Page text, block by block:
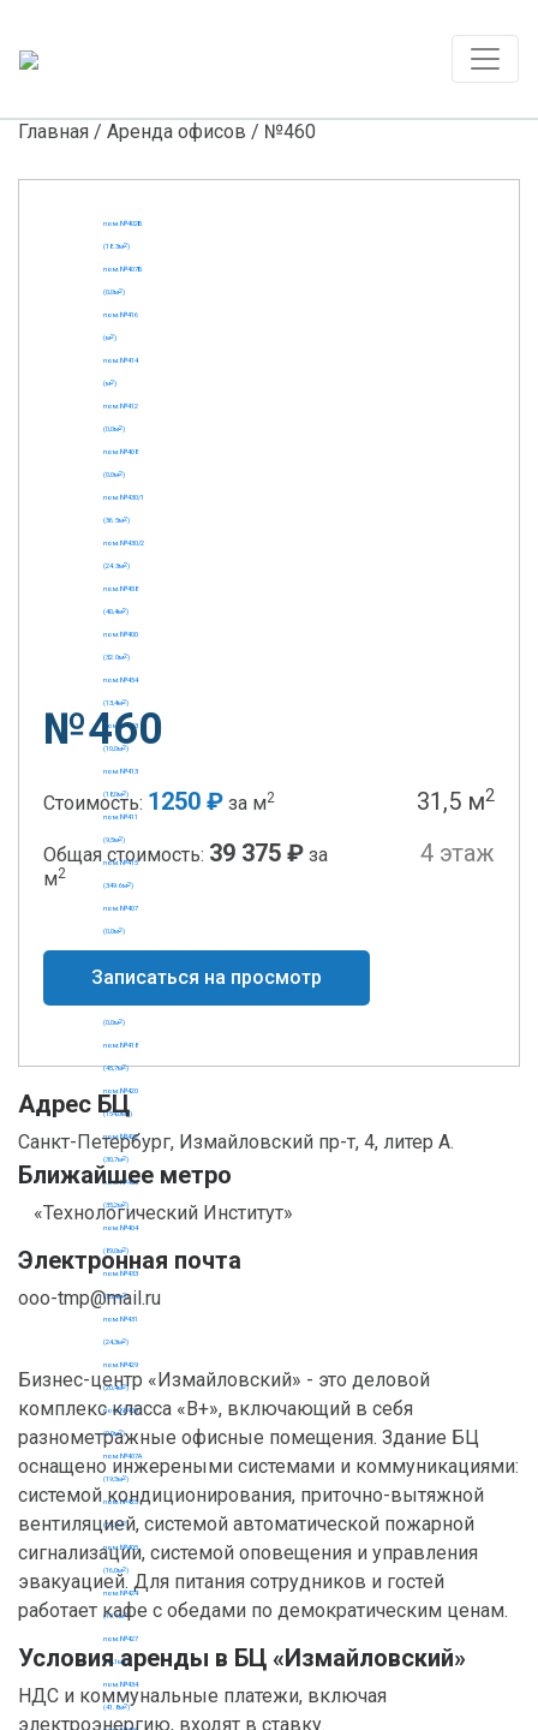
Главная / Аренда офисов / №460
№460
Стоимость: 1250 ₽ за м2 31,5 м2
Общая стоимость: 39 375 ₽ за
м2
4 этаж
Записаться на просмотр
Адрес БЦ
Санкт-Петербург, Измайловский пр-т, 4, литер А.
Ближайшее метро
«Технологический Институт»
Электронная почта
ooo-tmp@mail.ru
Бизнес-центр «Измайловский» - это деловой
комплекс класса «B+», включающий в себя
разнометражные офисные помещения. Здание БЦ
оснащено инжереными системами и коммуникациями:
системой кондиционирования, приточно-вытяжной
вентиляцией, системой автоматической пожарной
сигнализации, системой оповещения и управления
эвакуацией. Для питания сотрудников и гостей
работает кафе с обедами по демократическим ценам.
Условия аренды в БЦ «Измайловский»
НДС и коммунальные платежи, включая
электроэнергию, входят в ставку.